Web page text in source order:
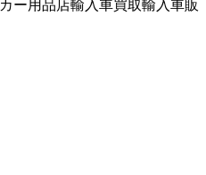
カー用品店輸入車買取輸入車販